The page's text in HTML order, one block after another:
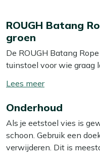
ROUGH Batang
groen
De ROUGH Batang
tuinstoel voor wie graag
meerdere stoelen
grijs geeft de stoel een
plezier van hebt,
goed tegen alle
zitting in groen vormt
Toon/verberg
meer
Onderhoud
Als je eetstoel vies is
schoon. Gebruik een
verwijderen. Dit is